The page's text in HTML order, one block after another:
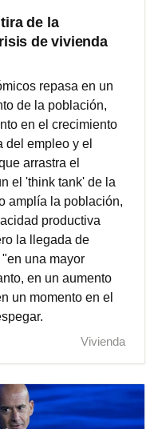
de la
de vivienda
repasa en un
de la población,
en el crecimiento
del empleo y el
arrastra el
el 'think tank' de la
amplía la población,
productiva
la llegada de
una mayor
en un aumento
un momento en el
Vivienda